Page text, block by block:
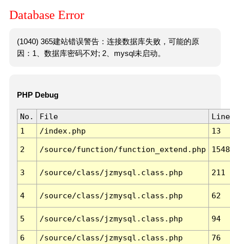
Database Error
(1040) 365建站错误警告：连接数据库失败，可能的原
因：1、数据库密码不对; 2、mysql未启动。
PHP Debug
No. File
Line
1
/index.php 13
2 /source/function/function_extend.php 1548
3 /source/class/jzmysql.class.php 211
4 /source/class/jzmysql.class.php 62
5 /source/class/jzmysql.class.php 94
6 /source/class/jzmysql.class.php 76